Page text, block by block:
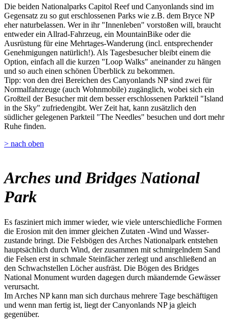
Die beiden Nationalparks Capitol Reef und Canyonlands sind im
Gegensatz zu so gut erschlossenen Parks wie z.B. dem Bryce NP
eher naturbelassen. Wer in ihr "Innenleben" vorstoßen will, braucht
entweder ein Allrad-Fahrzeug, ein MountainBike oder die
Ausrüstung für eine Mehrtages-Wanderung (incl. entsprechender
Genehmigungen natürlich!). Als Tagesbesucher bleibt einem die
Option, einfach all die kurzen "Loop Walks" aneinander zu hängen
und so auch einen schönen Überblick zu bekommen.
Tipp: von den drei Bereichen des Canyonlands NP sind zwei für
Normalfahrzeuge (auch Wohnmobile) zugänglich, wobei sich ein
Großteil der Besucher mit dem besser erschlossenen Parkteil "Island
in the Sky" zufriedengibt. Wer Zeit hat, kann zusätzlich den
südlicher gelegenen Parkteil "The Needles" besuchen und dort mehr
Ruhe finden.
> nach oben
Arches und Bridges National
Park
Es fasziniert mich immer wieder, wie viele unterschiedliche Formen
die Erosion mit den immer gleichen Zutaten -Wind und Wasser-
zustande bringt. Die Felsbögen des Arches Nationalpark entstehen
hauptsächlich durch Wind, der zusammen mit schmirgelndem Sand
die Felsen erst in schmale Steinfächer zerlegt und anschließend an
den Schwachstellen Löcher ausfräst. Die Bögen des Bridges
National Monument wurden dagegen durch mäandernde Gewässer
verursacht.
Im Arches NP kann man sich durchaus mehrere Tage beschäftigen
und wenn man fertig ist, liegt der Canyonlands NP ja gleich
gegenüber.